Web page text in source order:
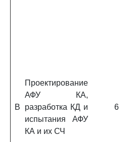
B
Проектирование
АФУ КА,
разработка КД и
испытания АФУ
КА и их СЧ
6